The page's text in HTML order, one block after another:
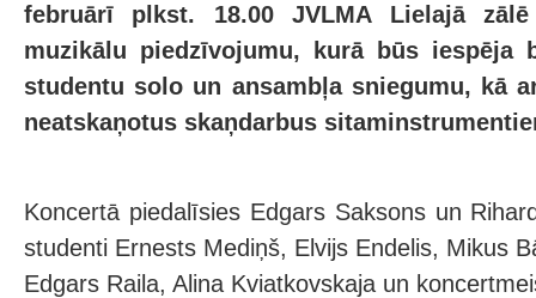
februārī plkst. 18.00 JVLMA Lielajā
muzikālu piedzīvojumu, kurā būs iespēja
studentu solo un ansambļa sniegumu, kā
neatskaņotus skaņdarbus
Koncertā piedalīsies Edgars Saksons un
studenti Ernests Mediņš, Elvijs Endelis, Mikus
Edgars Raila, Alina Kviatkovskaja un